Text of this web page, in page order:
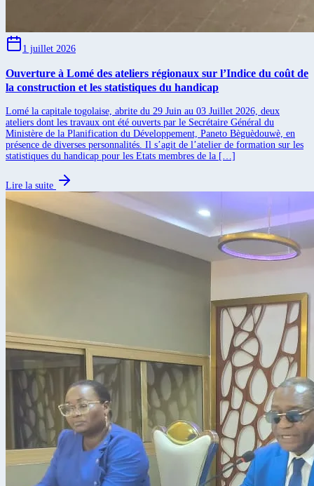
1 juillet 2026
Ouverture à Lomé des ateliers régionaux sur l’Indice du coût de
la construction et les statistiques du handicap
Lomé la capitale togolaise, abrite du 29 Juin au 03 Juillet 2026, deux
ateliers dont les travaux ont été ouverts par le Secrétaire Général du
Ministère de la Planification du Développement, Paneto Bèguèdouwè, en
présence de diverses personnalités. Il s’agit de l’atelier de formation sur les
statistiques du handicap pour les Etats membres de la […]
Lire la suite